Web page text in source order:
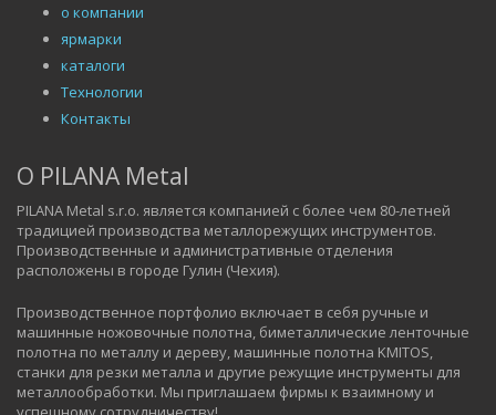
о компании
ярмарки
каталоги
Технологии
Контакты
O PILANA Metal
PILANA Metal s.r.o. является компанией с более чем 80-летней
традицией производства металлорежущих инструментов.
Производственные и административные отделения
расположены в городе Гулин (Чехия).
Производственное портфолио включает в себя ручные и
машинные ножовочные полотна, биметаллические ленточные
полотна по металлу и дереву, машинные полотна KMITOS,
станки для резки металла и другие режущие инструменты для
металлообработки. Мы приглашаем фирмы к взаимному и